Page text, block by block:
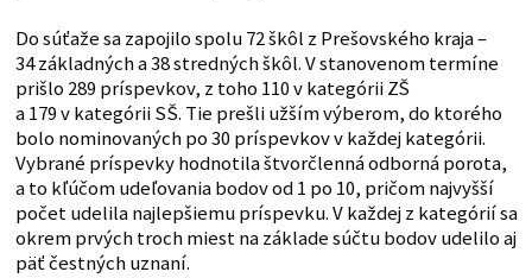
Do súťaže sa zapojilo spolu 72 škôl z Prešovského kraja –
34 základných a 38 stredných škôl. V stanovenom termíne
prišlo 289 príspevkov, z toho 110 v kategórii ZŠ
a 179 v kategórii SŠ. Tie prešli užším výberom, do ktorého
bolo nominovaných po 30 príspevkov v každej kategórii.
Vybrané príspevky hodnotila štvorčlenná odborná porota,
a to kľúčom udeľovania bodov od 1 po 10, pričom najvyšší
počet udelila najlepšiemu príspevku. V každej z kategórií sa
okrem prvých troch miest na základe súčtu bodov udelilo aj
päť čestných uznaní.